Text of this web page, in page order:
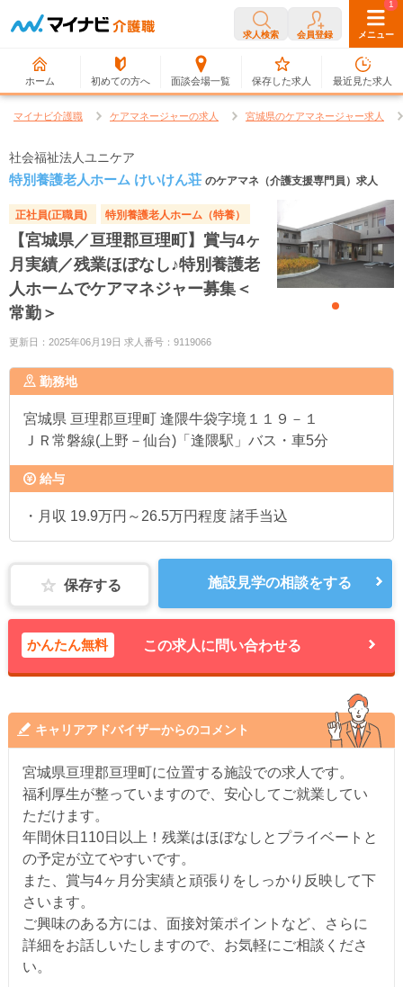
求人検索 会員登録 メニュー
ホーム 初めての方へ 面談会場一覧
0
保存した求人
1
最近見た求人
マイナビ介護職 ケアマネージャーの求人 宮城県のケアマネージャー求人
社会福祉法人ユニケア
特別養護老人ホーム けいけん荘 のケアマネ（介護支援専門員）求人
正社員(正職員) 特別養護老人ホーム（特養）
【宮城県／亘理郡亘理町】賞与4ヶ
月実績／残業ほぼなし♪特別養護老
人ホームでケアマネジャー募集＜
常勤＞
更新日：2025年06月19日 求人番号：9119066
勤務地
宮城県 亘理郡亘理町 逢隈牛袋字境１１９－１
ＪＲ常磐線(上野－仙台)「逢隈駅」バス・車5分
給与
・月収 19.9万円～26.5万円程度 諸手当込
保存する 施設見学の相談をする
かんたん無料 この求人に問い合わせる
キャリアアドバイザーからのコメント
宮城県亘理郡亘理町に位置する施設での求人です。
福利厚生が整っていますので、安心してご就業してい
ただけます。
年間休日110日以上！残業はほぼなしとプライベートと
の予定が立てやすいです。
また、賞与4ヶ月分実績と頑張りをしっかり反映して下
さいます。
ご興味のある方には、面接対策ポイントなど、さらに
詳細をお話しいたしますので、お気軽にご相談くださ
い。